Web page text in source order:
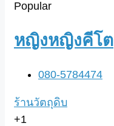
Popular
หญิงหญิงคีโต
080-5784474
ร้านวัตถุดิบ
+1